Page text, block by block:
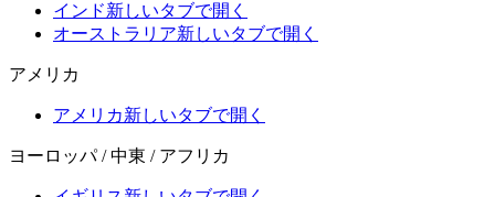
インド新しいタブで開く
オーストラリア新しいタブで開く
アメリカ
アメリカ新しいタブで開く
ヨーロッパ / 中東 / アフリカ